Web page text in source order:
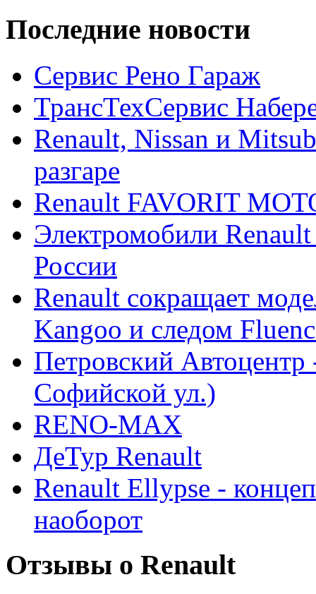
Последние новости
Сервис Рено Гараж
ТрансТехСервис
Renault, Nissan и
разгаре
Renault FAVORIT
Электромобили
России
Renault сокращает
Kangoo и следом
Петровский
Софийской ул.)
RENO-MAX
ДеТур Renault
Renault Ellypse -
наоборот
Отзывы о Renault